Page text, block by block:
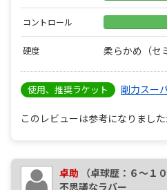
コントロール
硬度 柔らかめ（セ
使用、推奨ラケット 剛力スー
このレビューは参考になりました
卓助
（卓球歴：６～１０
不思議なラバー